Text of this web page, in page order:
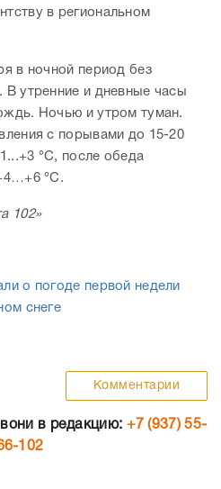
в региональном
в ночной период без
В утренние и дневные часы
Ночью и утром туман.
с порывами до 15-20
°С, после обеда
°С.
102»
о погоде первой недели
снеге
Комментарии
в редакцию: +7 (937) 55-
102